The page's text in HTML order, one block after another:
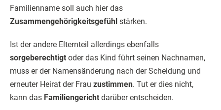
Familienname soll auch hier das
Zusammengehörigkeitsgefühl stärken.
Ist der andere Elternteil allerdings ebenfalls
sorgeberechtigt oder das Kind führt seinen Nachnamen,
muss er der Namensänderung nach der Scheidung und
erneuter Heirat der Frau zustimmen. Tut er dies nicht,
kann das Familiengericht darüber entscheiden.